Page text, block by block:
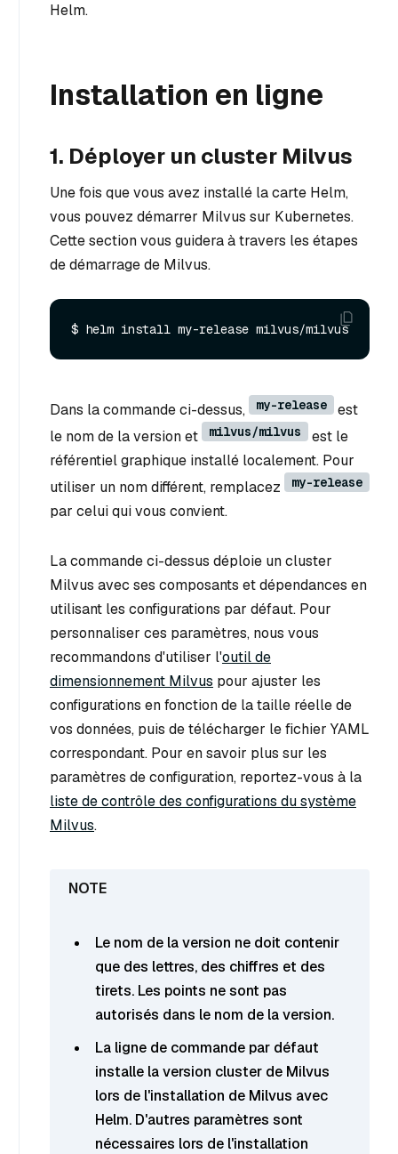
Helm.
Installation en ligne
1. Déployer un cluster Milvus
Une fois que vous avez installé la carte Helm,
vous pouvez démarrer Milvus sur Kubernetes.
Cette section vous guidera à travers les étapes
de démarrage de Milvus.
Dans la commande ci-dessus, my-release
est
le nom de la version et
milvus/milvus
est le
référentiel graphique installé localement. Pour
utiliser un nom différent, remplacez
my-release
par celui qui vous convient.
La commande ci-dessus déploie un cluster
Milvus avec ses composants et dépendances en
utilisant les configurations par défaut. Pour
personnaliser ces paramètres, nous vous
recommandons d'utiliser l'outil de
dimensionnement Milvus pour ajuster les
configurations en fonction de la taille réelle de
vos données, puis de télécharger le fichier YAML
correspondant. Pour en savoir plus sur les
paramètres de configuration, reportez-vous à la
liste de contrôle des configurations du système
Milvus.
Le nom de la version ne doit contenir
que des lettres, des chiffres et des
tirets. Les points ne sont pas
autorisés dans le nom de la version.
La ligne de commande par défaut
installe la version cluster de Milvus
lors de l'installation de Milvus avec
Helm. D'autres paramètres sont
nécessaires lors de l'installation